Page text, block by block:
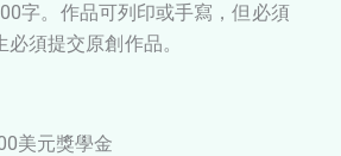
字。作品可列印或手寫，但必須
須提交原創作品。
美元獎學金